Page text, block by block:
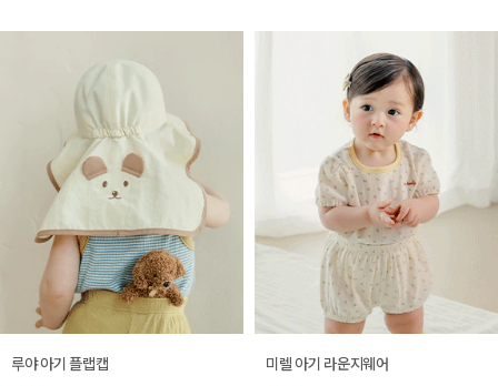
루야 아기 플랩캡 미렐 아기 라운지웨어